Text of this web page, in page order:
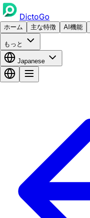
DictoGo
ホーム 主な特徴 AI機能
もっと
Japanese